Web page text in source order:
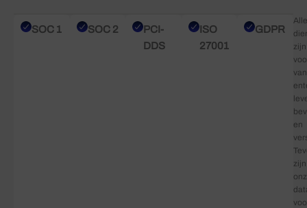
SOC 1 SOC 2
PCI-
DDS
ISO
27001
GDPR
Alle
zijn
van
en
zijn